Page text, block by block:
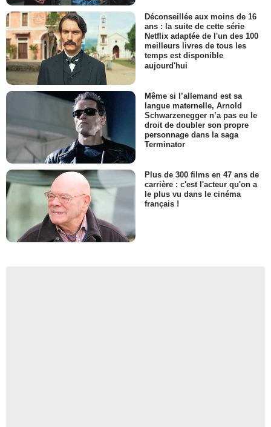
Déconseillée aux moins de 16
ans : la suite de cette série
Netflix adaptée de l'un des 100
meilleurs livres de tous les
temps est disponible
aujourd'hui
Même si l’allemand est sa
langue maternelle, Arnold
Schwarzenegger n’a pas eu le
droit de doubler son propre
personnage dans la saga
Terminator
Plus de 300 films en 47 ans de
carrière : c'est l'acteur qu'on a
le plus vu dans le cinéma
français !